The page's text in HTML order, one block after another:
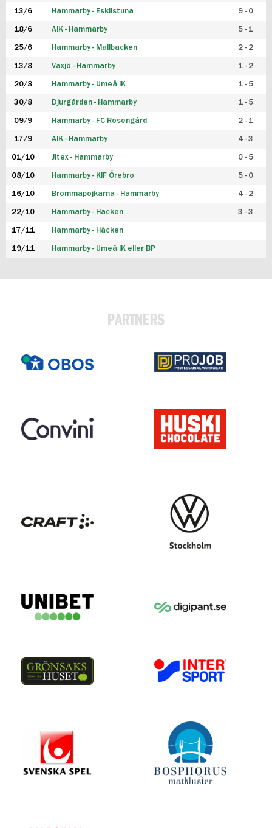
13/6 Hammarby - Eskilstuna 9 - 0
18/6 AIK - Hammarby 5 - 1
25/6 Hammarby - Mallbacken 2 - 2
13/8 Växjö - Hammarby 1 - 2
20/8 Hammarby - Umeå IK 1 - 5
30/8 Djurgården - Hammarby 1 - 5
09/9 Hammarby - FC Rosengård 2 - 1
17/9 AIK - Hammarby 4 - 3
01/10 Jitex - Hammarby 0 - 5
08/10 Hammarby - KIF Örebro 5 - 0
16/10 Brommapojkarna - Hammarby 4 - 2
22/10 Hammarby - Häcken 3 - 3
17/11 Hammarby - Häcken
19/11 Hammarby - Umeå IK eller BP
PARTNERS